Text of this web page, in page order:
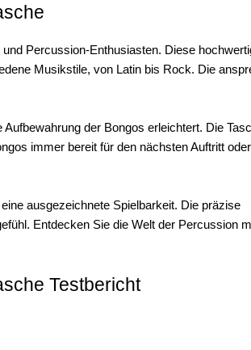
Percussion-Enthusiasten. Diese
Musikstile, von Latin bis Rock. Die
der Bongos erleichtert. Die
immer bereit für den nächsten Auftritt
ausgezeichnete Spielbarkeit. Die präzise
Entdecken Sie die Welt der Percussion
Testbericht